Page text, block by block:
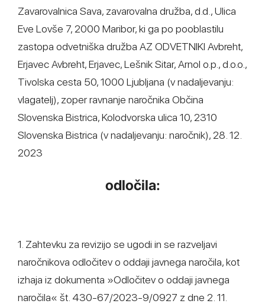
Zavarovalnica Sava, zavarovalna družba, d.d., Ulica
Eve Lovše 7, 2000 Maribor, ki ga po pooblastilu
zastopa odvetniška družba AZ ODVETNIKI Avbreht,
Erjavec Avbreht, Erjavec, Lešnik Sitar, Arnol o.p., d.o.o.,
Tivolska cesta 50, 1000 Ljubljana (v nadaljevanju:
vlagatelj), zoper ravnanje naročnika Občina
Slovenska Bistrica, Kolodvorska ulica 10, 2310
Slovenska Bistrica (v nadaljevanju: naročnik), 28. 12.
2023
odločila:
1. Zahtevku za revizijo se ugodi in se razveljavi
naročnikova odločitev o oddaji javnega naročila, kot
izhaja iz dokumenta »Odločitev o oddaji javnega
naročila« št. 430-67/2023-9/0927 z dne 2. 11.